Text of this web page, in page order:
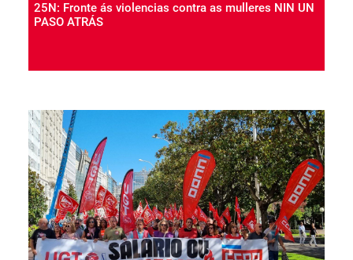
25N: Fronte ás violencias contra as mulleres NIN UN
PASO ATRÁS